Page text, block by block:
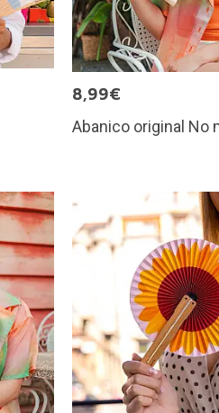
8,99€
Abanico original No